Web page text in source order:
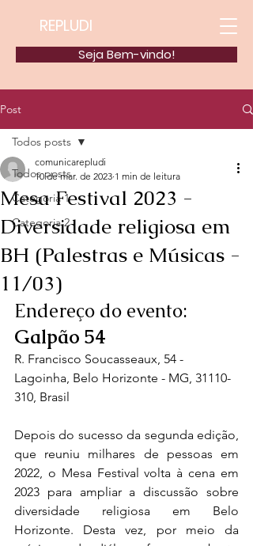
Seja Bem-vindo!
REPLUDI
Post
Todos posts
Categoria 1
Categoria 2
Todos posts
Mesa Festival 2023 -
Diversidade religiosa em
BH (Palestras e Músicas -
11/03)
comunicarepludi
10 de mar. de 2023 1 min de leitura
Endereço do evento:
Galpão 54
R. Francisco Soucasseaux, 54 -
Lagoinha, Belo Horizonte - MG, 31110-
310, Brasil
Depois do sucesso da segunda edição,
que reuniu milhares de pessoas em
2022, o Mesa Festival volta à cena em
2023 para ampliar a discussão sobre
diversidade religiosa em Belo
Horizonte. Desta vez, por meio da